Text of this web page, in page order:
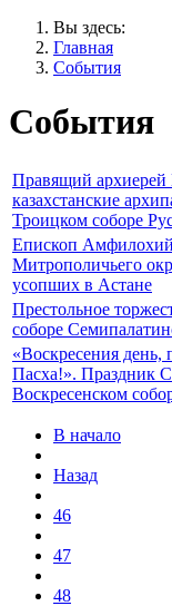
Вы здесь:
Главная
События
События
Правящий архиерей
казахстанские
Троицком соборе
Епископ Амфилохий
Митрополичьего
усопших в Астане
Престольное
соборе
«Воскресения день,
Пасха!». Праздник
Воскресенском
В начало
Назад
46
47
48